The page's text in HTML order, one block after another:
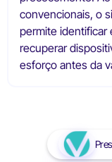
convencionais, o
permite identificar
recuperar
esforço antes da